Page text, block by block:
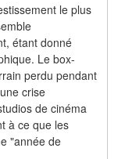
le plus
étant donné
Le box-
perdu pendant
crise
de cinéma
à ce que les
"année de